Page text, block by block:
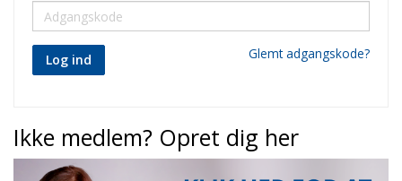
Log ind Glemt adgangskode?
Ikke medlem? Opret dig her